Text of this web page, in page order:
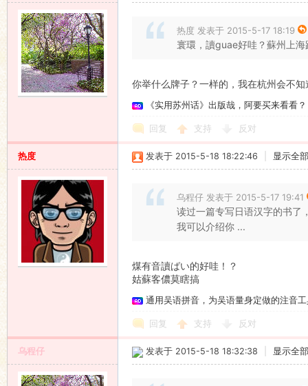
热度 发表于 2015-5-17 18:19
寰環，讀guae好哇？蘇州上
你举什么牌子？一样的，我在杭州会不知
《实用苏州话》出版哉，阿要买来看看？
回复 支持 反对
热度 发表于 2015-5-18 18:22:46 显示全
乌程仔 发表于 2015-5-17 19:41
读过一篇专写日语汉字的书了
我可以介绍你 ...
煤有音讀ばい的好哇！？
姑蘇客儂莫瞎搞
通用吴语拼音，为吴语量身定做的注音
回复 支持 反对
乌程仔 发表于 2015-5-18 18:32:38 显示全